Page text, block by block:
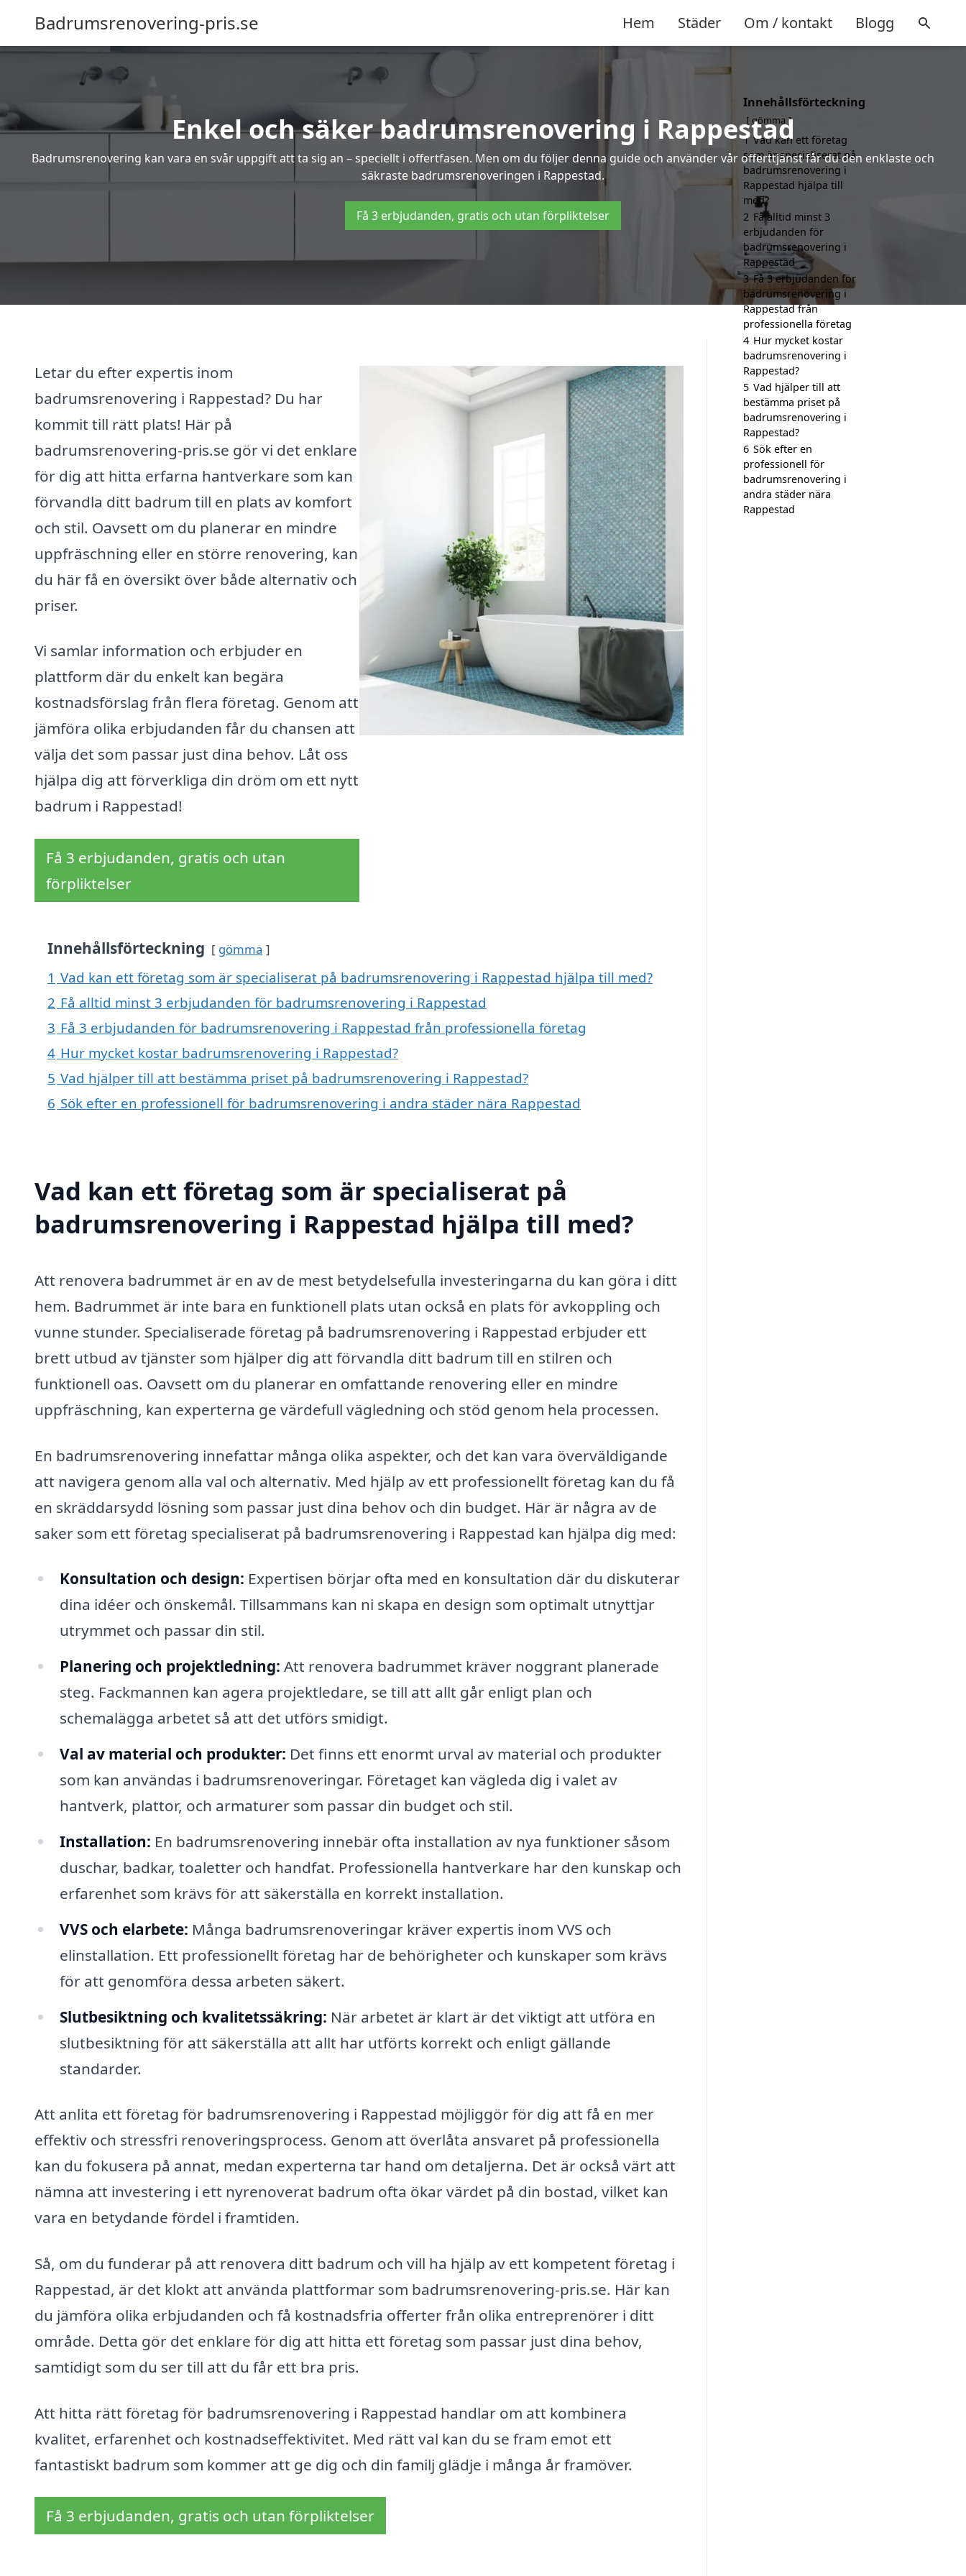
Badrumsrenovering-pris.se Hem Städer Om / kontakt Blogg
Enkel och säker badrumsrenovering i Rappestad
Badrumsrenovering kan vara en svår uppgift att ta sig an – speciellt i offertfasen. Men om du följer denna guide och använder vår offerttjänst får du den enklaste och
säkraste badrumsrenoveringen i Rappestad.
Få 3 erbjudanden, gratis och utan förpliktelser
Letar du efter expertis inom
badrumsrenovering i Rappestad? Du har
kommit till rätt plats! Här på
badrumsrenovering-pris.se gör vi det enklare
för dig att hitta erfarna hantverkare som kan
förvandla ditt badrum till en plats av komfort
och stil. Oavsett om du planerar en mindre
uppfräschning eller en större renovering, kan
du här få en översikt över både alternativ och
priser.
Vi samlar information och erbjuder en
plattform där du enkelt kan begära
kostnadsförslag från flera företag. Genom att
jämföra olika erbjudanden får du chansen att
välja det som passar just dina behov. Låt oss
hjälpa dig att förverkliga din dröm om ett nytt
badrum i Rappestad!
Få 3 erbjudanden, gratis och utan
förpliktelser
Innehållsförteckning gömma
1 Vad kan ett företag som är specialiserat på badrumsrenovering i Rappestad hjälpa till med?
2 Få alltid minst 3 erbjudanden för badrumsrenovering i Rappestad
3 Få 3 erbjudanden för badrumsrenovering i Rappestad från professionella företag
4 Hur mycket kostar badrumsrenovering i Rappestad?
5 Vad hjälper till att bestämma priset på badrumsrenovering i Rappestad?
6 Sök efter en professionell för badrumsrenovering i andra städer nära Rappestad
Vad kan ett företag som är specialiserat på
badrumsrenovering i Rappestad hjälpa till med?
Att renovera badrummet är en av de mest betydelsefulla investeringarna du kan göra i ditt
hem. Badrummet är inte bara en funktionell plats utan också en plats för avkoppling och
vunne stunder. Specialiserade företag på badrumsrenovering i Rappestad erbjuder ett
brett utbud av tjänster som hjälper dig att förvandla ditt badrum till en stilren och
funktionell oas. Oavsett om du planerar en omfattande renovering eller en mindre
uppfräschning, kan experterna ge värdefull vägledning och stöd genom hela processen.
En badrumsrenovering innefattar många olika aspekter, och det kan vara överväldigande
att navigera genom alla val och alternativ. Med hjälp av ett professionellt företag kan du få
en skräddarsydd lösning som passar just dina behov och din budget. Här är några av de
saker som ett företag specialiserat på badrumsrenovering i Rappestad kan hjälpa dig med:
Konsultation och design: Expertisen börjar ofta med en konsultation där du diskuterar
dina idéer och önskemål. Tillsammans kan ni skapa en design som optimalt utnyttjar
utrymmet och passar din stil.
Planering och projektledning: Att renovera badrummet kräver noggrant planerade
steg. Fackmannen kan agera projektledare, se till att allt går enligt plan och
schemalägga arbetet så att det utförs smidigt.
Val av material och produkter: Det finns ett enormt urval av material och produkter
som kan användas i badrumsrenoveringar. Företaget kan vägleda dig i valet av
hantverk, plattor, och armaturer som passar din budget och stil.
Installation: En badrumsrenovering innebär ofta installation av nya funktioner såsom
duschar, badkar, toaletter och handfat. Professionella hantverkare har den kunskap och
erfarenhet som krävs för att säkerställa en korrekt installation.
VVS och elarbete: Många badrumsrenoveringar kräver expertis inom VVS och
elinstallation. Ett professionellt företag har de behörigheter och kunskaper som krävs
för att genomföra dessa arbeten säkert.
Slutbesiktning och kvalitetssäkring: När arbetet är klart är det viktigt att utföra en
slutbesiktning för att säkerställa att allt har utförts korrekt och enligt gällande
standarder.
Att anlita ett företag för badrumsrenovering i Rappestad möjliggör för dig att få en mer
effektiv och stressfri renoveringsprocess. Genom att överlåta ansvaret på professionella
kan du fokusera på annat, medan experterna tar hand om detaljerna. Det är också värt att
nämna att investering i ett nyrenoverat badrum ofta ökar värdet på din bostad, vilket kan
vara en betydande fördel i framtiden.
Så, om du funderar på att renovera ditt badrum och vill ha hjälp av ett kompetent företag i
Rappestad, är det klokt att använda plattformar som badrumsrenovering-pris.se. Här kan
du jämföra olika erbjudanden och få kostnadsfria offerter från olika entreprenörer i ditt
område. Detta gör det enklare för dig att hitta ett företag som passar just dina behov,
samtidigt som du ser till att du får ett bra pris.
Att hitta rätt företag för badrumsrenovering i Rappestad handlar om att kombinera
kvalitet, erfarenhet och kostnadseffektivitet. Med rätt val kan du se fram emot ett
fantastiskt badrum som kommer att ge dig och din familj glädje i många år framöver.
Få 3 erbjudanden, gratis och utan förpliktelser
Innehållsförteckning
gömma
1 Vad kan ett företag
som är specialiserat på
badrumsrenovering i
Rappestad hjälpa till
med?
2 Få alltid minst 3
erbjudanden för
badrumsrenovering i
Rappestad
3 Få 3 erbjudanden för
badrumsrenovering i
Rappestad från
professionella företag
4 Hur mycket kostar
badrumsrenovering i
Rappestad?
5 Vad hjälper till att
bestämma priset på
badrumsrenovering i
Rappestad?
6 Sök efter en
professionell för
badrumsrenovering i
andra städer nära
Rappestad